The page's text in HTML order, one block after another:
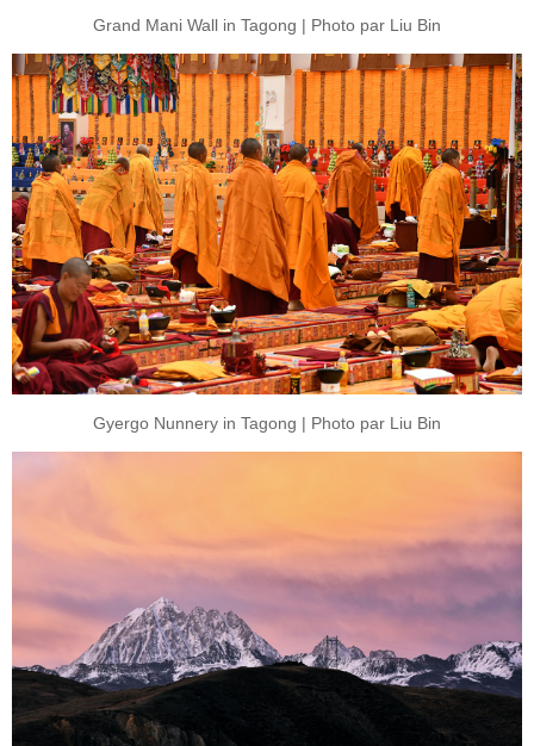
Grand Mani Wall in Tagong | Photo par Liu Bin
Gyergo Nunnery in Tagong | Photo par Liu Bin